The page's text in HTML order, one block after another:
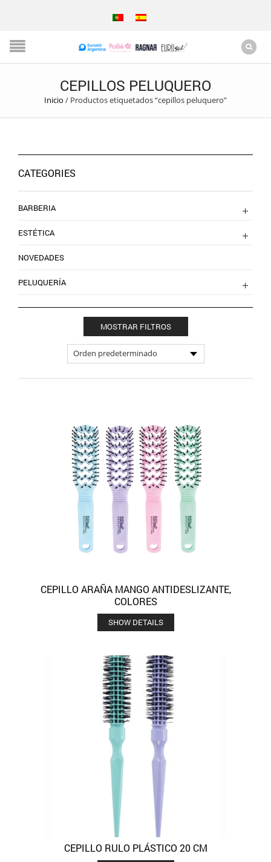
CEPILLOS PELUQUERO
Inicio / Productos etiquetados “cepillos peluquero”
MOSTRAR FILTROS
CEPILLO ARAÑA MANGO ANTIDESLIZANTE,
COLORES
SHOW DETAILS
CEPILLO RULO PLÁSTICO 20 CM
CATEGORIES
BARBERIA
ESTÉTICA
NOVEDADES
PELUQUERÍA